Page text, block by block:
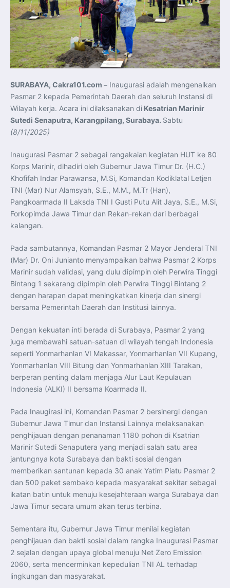
Koordinasi Jaga Stabilitas Keuangan dan Kepercayaan
Pasar
Presiden Prabowo Perkuat Sinergi Perguruan Tinggi dan
PT PAL untuk Majukan Industri Perkapalan Nasional
KASAL dan Panglima Armada Pasifik Rusia Resmi Buka
Latma ORRUDA 2026
T-50i Golden Eagle TNI AU Meriahkan Pitch Black Mindil
Beach Flying Display 2026
Indonesia dan Turki Sepakati Joint Action Plan 2026–
2027, Perkuat Pasar Kerja Inklusif hingga Transformasi
TNI AU Tingkatkan Kemampuan Personel melalui
Pelatihan Signal Radio untuk Misi Pertahanan Udara dan
Radar
Menkeu Purbaya Instruksikan Penyelarasan Aturan KEK
Mentan Amran Pacu Produksi Gula Nasional, Target
Penguatan Kerja Sama Konkret ASEAN Plus Three
Latma ORRUDA 2026 di Vladivostok Perkuat Diplomasi
Maritim TNI AL dan Rusia
Latihan DACT di Exercise Pitch Black 2026 Tingkatkan
Kesiapan Tempur Penerbang TNI AU
Menlu Sugiono: “Kekuatan Ekonomi ASEAN-RRT Harus
Menjadi Penopang Stabilitas Kawasan”
ASEAN dan Amerika Serikat Perkuat Kemitraan untuk
Jaga Stabilitas Kawasan dan Dorong Pertumbuhan
Ekonomi
Teknologi, Data, dan Pembiayaan Demi Percepatan
Program 3 Juta Rumah
Pendaftaran MagangHub Angkatan II Batch 1 Dibuka
hingga 28 Juli 2026, Kesempatan Raih Pengalaman Kerja
dan Sertifikasi Kompetensi
KASAU Bekali 154 Perwira Remaja AAU 2026, Tekankan
Integritas dan Profesionalisme sebagai Bekal
Pengabdian
Menlu Sugiono Dorong Kemitraan ASEAN–Inggris yang
Stabilitas Global melalui Kemitraan Strategis
Menlu RI Dorong Kemitraan Ekonomi ASEAN–Korea
Selatan untuk Perkuat Ketahanan Kawasan
Kemitraan ASEAN–Kanada Perkuat Ketahanan Ekonomi,
Pangan, dan Energi Kawasan
ASEAN dan India Perkuat Ketahanan Kawasan lewat
Kerja Sama Maritim, Ekonomi, dan Kesehatan
BI Pertahankan BI-Rate 5,75 Persen untuk Jaga
Stabilitas dan Dukung Pertumbuhan Ekonomi
Gratis
SURABAYA, Cakra101.com – Inaugurasi adalah mengenalkan
Pasmar 2 kepada Pemerintah Daerah dan seluruh Instansi di
Wilayah kerja. Acara ini dilaksanakan di Kesatrian Marinir
Sutedi Senaputra, Karangpilang, Surabaya. Sabtu
(8/11/2025)
Inaugurasi Pasmar 2 sebagai rangakaian kegiatan HUT ke 80
Korps Marinir, dihadiri oleh Gubernur Jawa Timur Dr. (H.C.)
Khofifah Indar Parawansa, M.Si, Komandan Kodiklatal Letjen
TNI (Mar) Nur Alamsyah, S.E., M.M., M.Tr (Han),
Pangkoarmada II Laksda TNI I Gusti Putu Alit Jaya, S.E., M.Si,
Forkopimda Jawa Timur dan Rekan-rekan dari berbagai
kalangan.
Pada sambutannya, Komandan Pasmar 2 Mayor Jenderal TNI
(Mar) Dr. Oni Junianto menyampaikan bahwa Pasmar 2 Korps
Marinir sudah validasi, yang dulu dipimpin oleh Perwira Tinggi
Bintang 1 sekarang dipimpin oleh Perwira Tinggi Bintang 2
dengan harapan dapat meningkatkan kinerja dan sinergi
bersama Pemerintah Daerah dan Institusi lainnya.
Dengan kekuatan inti berada di Surabaya, Pasmar 2 yang
juga membawahi satuan-satuan di wilayah tengah Indonesia
seperti Yonmarhanlan VI Makassar, Yonmarhanlan VII Kupang,
Yonmarhanlan VIII Bitung dan Yonmarhanlan XIII Tarakan,
berperan penting dalam menjaga Alur Laut Kepulauan
Indonesia (ALKI) II bersama Koarmada II.
Pada Inaugirasi ini, Komandan Pasmar 2 bersinergi dengan
Gubernur Jawa Timur dan Instansi Lainnya melaksanakan
penghijauan dengan penanaman 1180 pohon di Ksatrian
Marinir Sutedi Senaputera yang menjadi salah satu area
jantungnya kota Surabaya dan bakti sosial dengan
memberikan santunan kepada 30 anak Yatim Piatu Pasmar 2
dan 500 paket sembako kepada masyarakat sekitar sebagai
ikatan batin untuk menuju kesejahteraan warga Surabaya dan
Jawa Timur secara umum akan terus terbina.
Sementara itu, Gubernur Jawa Timur menilai kegiatan
penghijauan dan bakti sosial dalam rangka Inaugurasi Pasmar
2 sejalan dengan upaya global menuju Net Zero Emission
2060, serta mencerminkan kepedulian TNI AL terhadap
lingkungan dan masyarakat.